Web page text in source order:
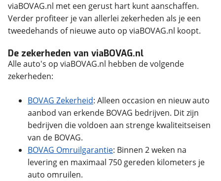
viaBOVAG.nl met een gerust hart kunt aanschaffen.
Verder profiteer je van allerlei zekerheden als je een
tweedehands of nieuwe auto op viaBOVAG.nl koopt.
De zekerheden van viaBOVAG.nl
Alle auto's op viaBOVAG.nl hebben de volgende
zekerheden:
BOVAG Zekerheid: Alleen occasion en nieuw auto
aanbod van erkende BOVAG bedrijven. Dit zijn
bedrijven die voldoen aan strenge kwaliteitseisen
van de BOVAG.
BOVAG Omruilgarantie: Binnen 2 weken na
levering en maximaal 750 gereden kilometers je
auto omruilen.